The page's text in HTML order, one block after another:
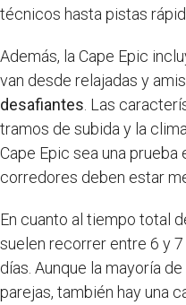
técnicos hasta pistas
Además, la Cape Epic
van desde relajadas y
desafiantes . Las
tramos de subida y la
Cape Epic sea una
corredores deben estar
En cuanto al tiempo total
suelen recorrer entre 6 y
días. Aunque la mayoría
parejas, también hay una